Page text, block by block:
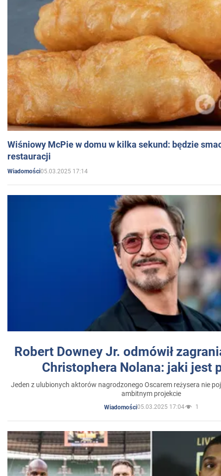
Wiśniowy McPie w domu w kilka sekund: będzie
restauracji
Wiadomości05.03.2025 17:14
Robert Downey Jr. odmówił
Christophera Nolana: jaki jest
Jeden z ulubionych aktorów nagrodzonego Oscarem reżysera nie
ambitnym projekcie
Wiadomości05.03.2025 17:04 1